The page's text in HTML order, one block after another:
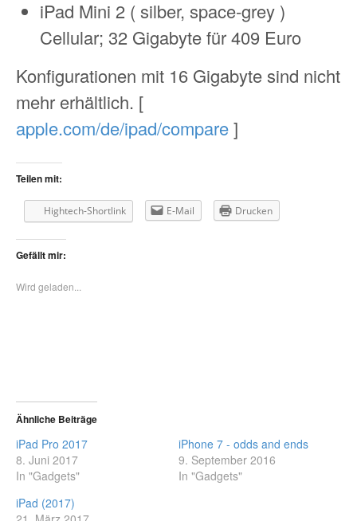
iPad Mini 2 ( silber, space-grey )
Cellular; 32 Gigabyte für 409 Euro
Konfigurationen mit 16 Gigabyte sind nicht
mehr erhältlich. [
apple.com/de/ipad/compare]
Teilen mit:
Hightech-Shortlink E-Mail Drucken
Gefällt mir:
Wird geladen...
Ähnliche Beiträge
iPad Pro 2017
8. Juni 2017
In "Gadgets"
iPhone 7 - odds and ends
9. September 2016
In "Gadgets"
iPad (2017)